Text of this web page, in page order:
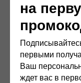
на
первыми
Ваш
ждет вас в